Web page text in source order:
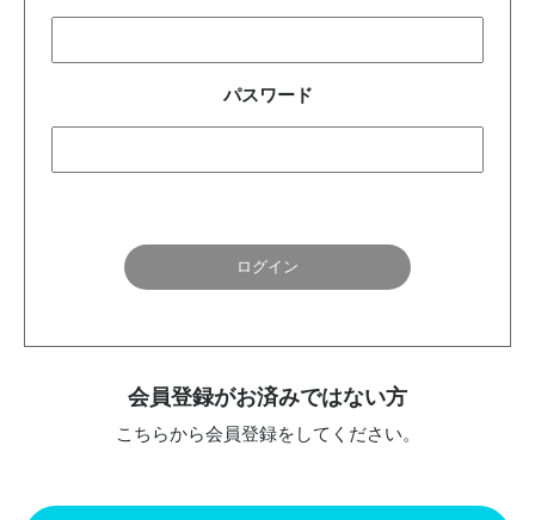
パスワード
会員登録がお済みではない方
こちらから会員登録をしてください。